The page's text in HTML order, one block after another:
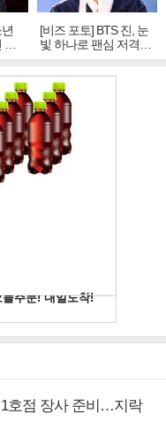
중
라
[비즈 포토] BTS 진, 눈
빛 하나로 팬심 저격…
독보적 카리스마
호점 장사 준비…지락